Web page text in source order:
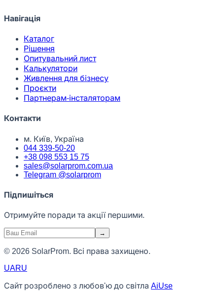
Навігація
Каталог
Рішення
Опитувальний лист
Калькулятори
Живлення для бізнесу
Проєкти
Партнерам-інсталяторам
Контакти
м. Київ, Україна
044 339-50-20
+38 098 553 15 75
sales@solarprom.com.ua
Telegram @solarprom
Підпишіться
Отримуйте поради та акції першими.
→
© 2026 SolarProm. Всі права захищено.
UARU
Сайт розроблено з любов'ю до світла AiUse